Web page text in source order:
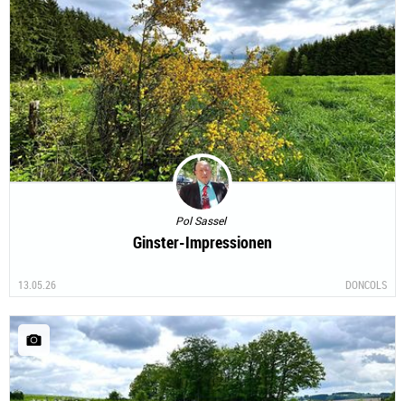
Pol Sassel
Ginster-Impressionen
13.05.26 DONCOLS